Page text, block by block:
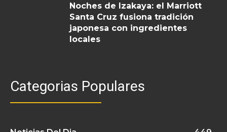
Noches de Izakaya: el Marriott
Santa Cruz fusiona tradición
japonesa con ingredientes
locales
Categorias Populares